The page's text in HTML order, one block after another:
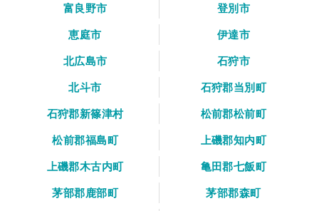
富良野市
登別市
恵庭市
伊達市
北広島市
石狩市
北斗市
石狩郡当別町
石狩郡新篠津村
松前郡松前町
松前郡福島町
上磯郡知内町
上磯郡木古内町
亀田郡七飯町
茅部郡鹿部町
茅部郡森町